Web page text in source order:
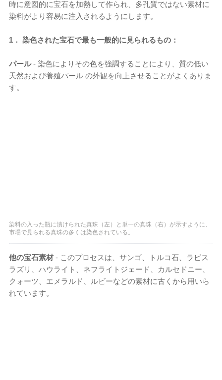
時に意図的に宝石を加熱して作られ、多孔質ではない素材に
染料がより容易に注入されるようにします。
1． 染色された宝石で最も一般的に見られるもの：
パール- 染色によりその色を強調することにより、質の低い
天然および養殖パール の外観を向上させることがよくありま
す。
染料の入った瓶に漬けられた真珠（左）と単一の真珠（右）が示すように、
市場で見られる真珠の多くは染色されている。
他の宝石素材 - このプロセスは、サンゴ、トルコ石、ラピス
ラズリ、ハウライト、ネフライトジェード、カルセドニー、
クォーツ、エメラルド、ルビーなどの素材に古くから用いら
れています。